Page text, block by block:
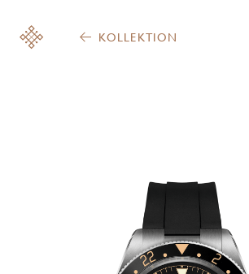
KOLLEKTION